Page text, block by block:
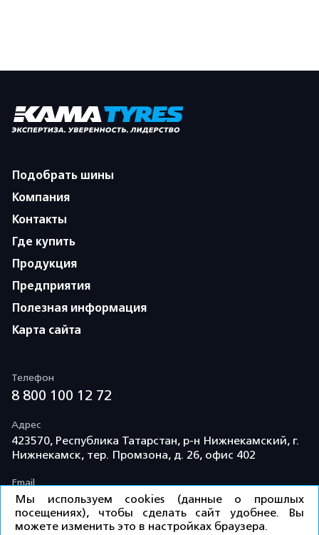
Подобрать шины
Компания
Контакты
Где купить
Продукция
Предприятия
Полезная информация
Карта сайта
Телефон
8 800 100 12 72
Адрес
423570, Республика Татарстан, р-н Нижнекамский, г.
Нижнекамск, тер. Промзона, д. 26, офис 402
Email
info@td-kama.com
Мы используем cookies (данные о прошлых
посещениях), чтобы сделать сайт удобнее. Вы
можете изменить это в настройках браузера.